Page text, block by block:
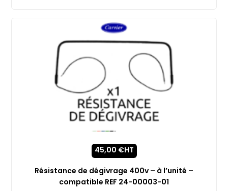
Résistance de dégivrage 400v – à l’unité –
compatible REF 24-00003-01
45,00 €HT